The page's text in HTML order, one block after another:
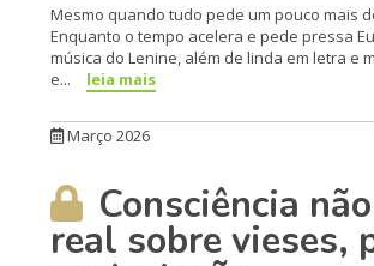
Mesmo quando tudo pede um pouco mais
Enquanto o tempo acelera e pede pressa
música do Lenine, além de linda em letra e
e...
leia mais
Março 2026
Consciência
real sobre vieses,